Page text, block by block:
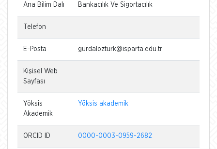
Ana Bilim Dalı Bankacılık Ve Sigortacılık
Telefon
E-Posta gurdalozturk@isparta.edu.tr
Kişisel Web
Sayfası
Yöksis
Akademik
Yöksis akademik
ORCID ID 0000-0003-0959-2682